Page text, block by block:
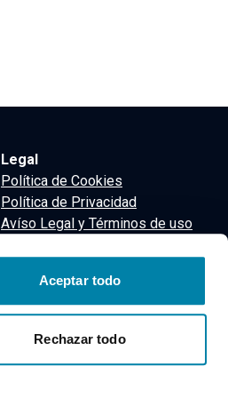
Aceptar todo
Rechazar todo
Legal
Política de Cookies
Política de Privacidad
Avíso Legal y Términos de uso